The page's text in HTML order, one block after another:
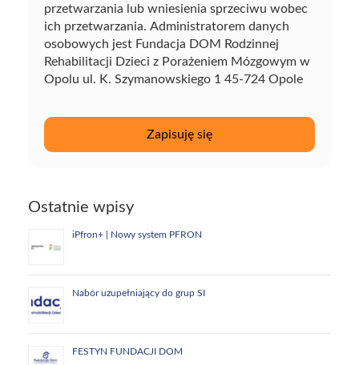
przetwarzania lub wniesienia sprzeciwu wobec
ich przetwarzania. Administratorem danych
osobowych jest Fundacja DOM Rodzinnej
Rehabilitacji Dzieci z Porażeniem Mózgowym w
Opolu ul. K. Szymanowskiego 1 45-724 Opole
Ostatnie wpisy
iPfron+ | Nowy system PFRON
Nabór uzupełniający do grup SI
FESTYN FUNDACJI DOM